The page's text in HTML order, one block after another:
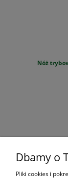
Nóż
Dbamy o
Pliki cookies i